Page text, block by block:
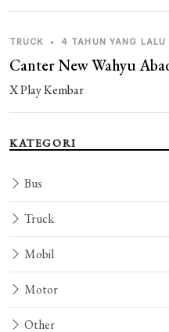
TRUCK • 4 TAHUN YANG LALU
Canter New Wahyu
X Play Kembar
KATEGORI
Bus
Truck
Mobil
Motor
Other